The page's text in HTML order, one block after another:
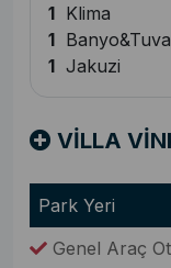
1 Klima
1
1 Jakuzi
VİLLA
Park Yeri
Genel Araç